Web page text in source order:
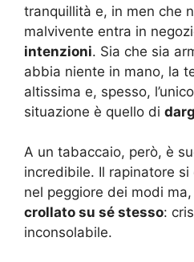
tranquillità e, in men che
malvivente entra in
intenzioni. Sia che sia
abbia niente in mano, la
altissima e, spesso,
situazione è quello di
A un tabaccaio, però, è
incredibile. Il rapinatore
nel peggiore dei modi
crollato su sé stesso:
inconsolabile.